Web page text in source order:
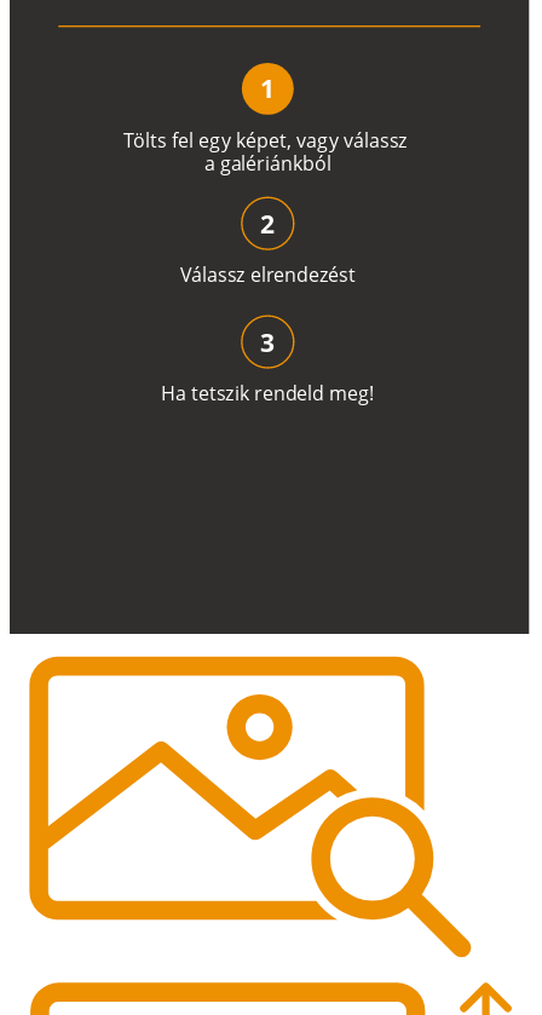
Tölts fel egy képet, vagyválassz
a galériánkból
1
Válassz elrendezést
2
Ha tetszik rendeld meg!
3